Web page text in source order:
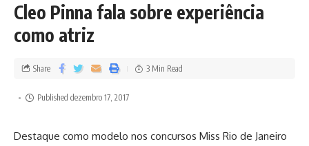
Cleo Pinna fala sobre experiência
como atriz
Published dezembro 17, 2017
Share 3 Min Read
Destaque como modelo nos concursos Miss Rio de Janeiro